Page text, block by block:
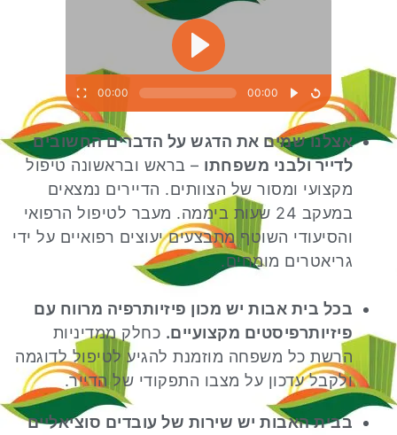
אצלנו שמים את הדגש על הדברים החשובים
לדייר ולבני משפחתו – בראש ובראשונה טיפול
מקצועי ומסור של הצוותים. הדיירים נמצאים
במעקב 24 שעות ביממה. מעבר לטיפול הרפואי
והסיעודי השוטף מתבצעים יעוצים רפואיים על ידי
גריאטרים מומחים.
בכל בית אבות יש מכון פיזיותרפיה מרווח עם
פיזיותרפיסטים מקצועיים. כחלק ממדיניות
הרשת כל משפחה מוזמנת להגיע לטיפול לדוגמה
ולקבל עדכון על מצבו התפקודי של הדייר.
בבית האבות יש שירות של עובדים סוציאליים
00:00
00:00